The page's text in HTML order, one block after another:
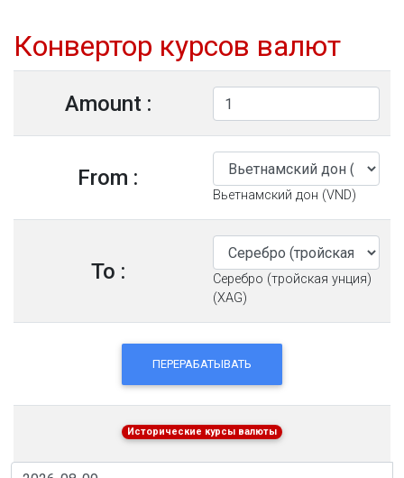
Конвертор курсов валют
Amount :
From :
Вьетнамский дон (VND)
To :
Серебро (тройская унция)
(XAG)
ПЕРЕРАБАТЫВАТЬ
Исторические курсы валюты